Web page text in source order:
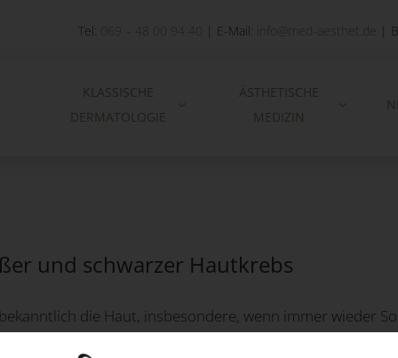
Tel: 069 – 48 00 94 40 | E-Mail: info@med-aesthet.de |
KLASSISCHE
DERMATOLOGIE
ÄSTHETISCHE
MEDIZIN
und schwarzer Hautkrebs
die Haut, insbesondere, wenn immer wieder
sein. Dabei gilt der schwarze Hautkrebs zwar als